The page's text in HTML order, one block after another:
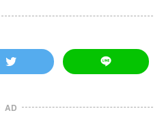
AD